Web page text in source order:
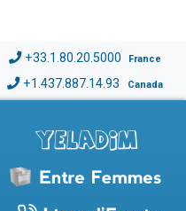
+33.1.80.20.5000 France
+1.437.887.14.93 Canada